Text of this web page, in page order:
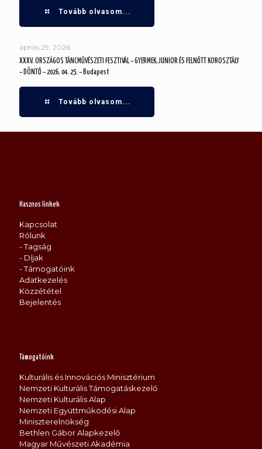
Tovább olvasom...
április 29, 2026
XXXV. ORSZÁGOS TÁNCMŰVÉSZETI FESZTIVÁL – GYERMEK, JUNIOR ÉS FELNŐTT KOROSZTÁLY
– DÖNTŐ – 2026. 04. 25. – Budapest
Tovább olvasom...
Hasznos linkek
Kapcsolat
Rólunk
- Tagság
- Díjak
- Támogatóink
Adatkezelés
Közzététel
Bejelentés
Támogatóink
Kulturális és Innovációs Minisztérium
Nemzeti Kulturális Támogatáskezelő
Nemzeti Kulturális Alap
Nemzeti Együttműködési Alap
Miniszterelnökség
Bethlen Gábor Alapkezelő
Magyar Művészeti Akadémia